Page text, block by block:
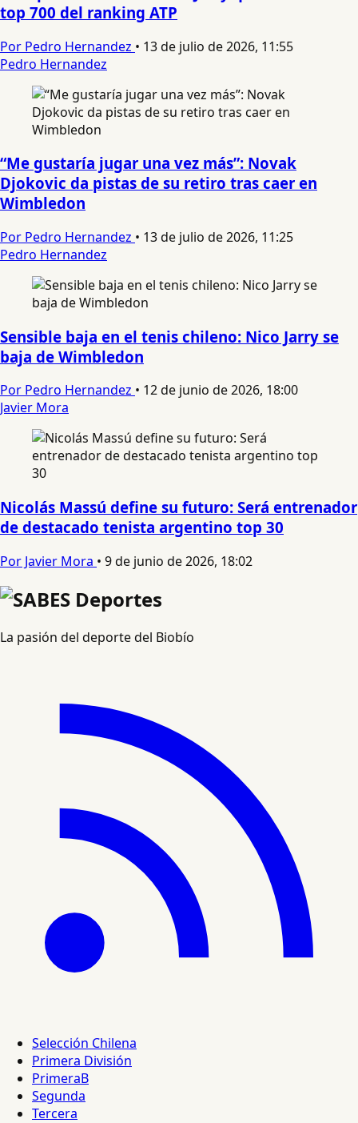
top 700 del ranking ATP
Por Pedro Hernandez • 13 de julio de 2026, 11:55
Pedro Hernandez
“Me gustaría jugar una vez más”: Novak
Djokovic da pistas de su retiro tras caer en
Wimbledon
Por Pedro Hernandez • 13 de julio de 2026, 11:25
Pedro Hernandez
Sensible baja en el tenis chileno: Nico Jarry se
baja de Wimbledon
Por Pedro Hernandez • 12 de junio de 2026, 18:00
Javier Mora
Nicolás Massú define su futuro: Será entrenador
de destacado tenista argentino top 30
Por Javier Mora • 9 de junio de 2026, 18:02
La pasión del deporte del Biobío
Selección Chilena
Primera División
PrimeraB
Segunda
Tercera